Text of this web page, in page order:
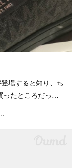
場すると知り、ち
ったところだっ…